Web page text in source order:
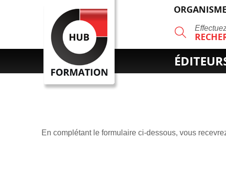
En complétant le formulaire ci-dessous, vous